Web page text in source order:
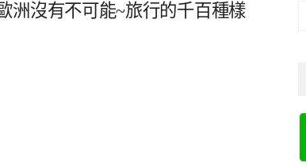
洲沒有不可能~旅行的千百種樣